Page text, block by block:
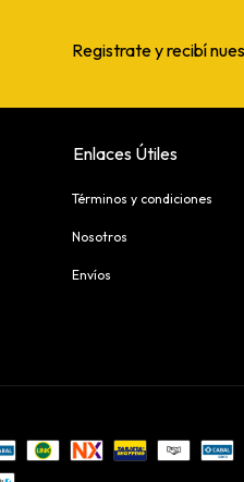
Registrate y recibí
Enlaces Útiles
Términos y condiciones
Nosotros
Envíos